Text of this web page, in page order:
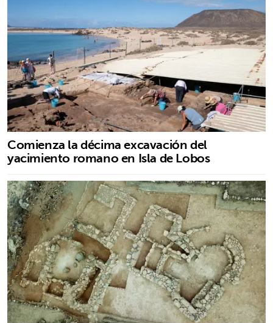
Comienza la décima excavación del
yacimiento romano en Isla de Lobos